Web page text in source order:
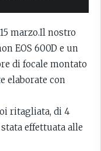
marzo.Il nostro
EOS 600D e un
di focale montato
elaborate con
ritagliata, di 4
stata effettuata alle